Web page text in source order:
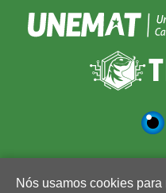
Nós usamos cookies